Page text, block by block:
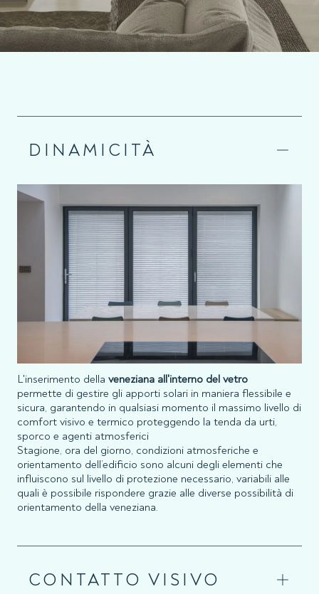
DINAMICITÀ
L'inserimento della veneziana all'interno del vetro
permette di gestire gli apporti solari in maniera flessibile e
sicura, garantendo in qualsiasi momento il massimo livello di
comfort visivo e termico proteggendo la tenda da urti,
sporco e agenti atmosferici
Stagione, ora del giorno, condizioni atmosferiche e
orientamento dell’edificio sono alcuni degli elementi che
influiscono sul livello di protezione necessario, variabili alle
quali è possibile rispondere grazie alle diverse possibilità di
orientamento della veneziana.
CONTATTO VISIVO